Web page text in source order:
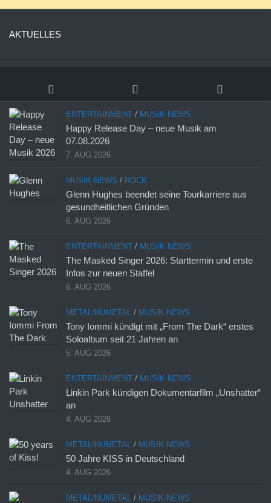
AKTUELLES
ENTERTAINMENT / MUSIK-NEWS
Happy Release Day – neue Musik am
07.08.2026
7. AUG 2026
MUSIK-NEWS / ROCK
Glenn Hughes beendet seine Tourkarriere aus
gesundheitlichen Gründen
6. AUG 2026
ENTERTAINMENT / MUSIK-NEWS
The Masked Singer 2026: Starttermin und erste
Infos zur neuen Staffel
6. AUG 2026
METAL/NUMETAL / MUSIK-NEWS
Tony Iommi kündigt mit „From The Dark“ erstes
Soloalbum seit 21 Jahren an
5. AUG 2026
ENTERTAINMENT / MUSIK-NEWS
Linkin Park kündigen Dokumentarfilm „Unshatter“
an
4. AUG 2026
METAL/NUMETAL / MUSIK-NEWS
50 Jahre KISS in Deutschland
4. AUG 2026
METAL/NUMETAL / MUSIK-NEWS